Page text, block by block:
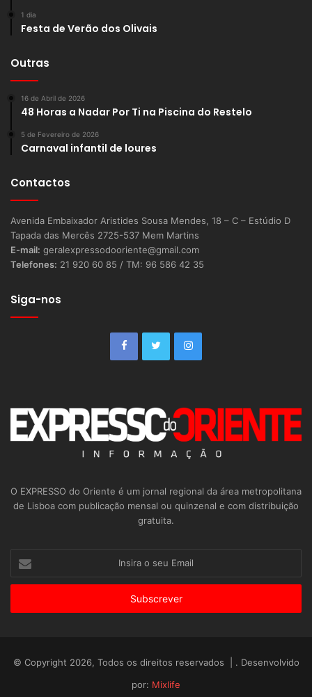
1 dia
Festa de Verão dos Olivais
Outras
16 de Abril de 2026
48 Horas a Nadar Por Ti na Piscina do Restelo
5 de Fevereiro de 2026
Carnaval infantil de loures
Contactos
Avenida Embaixador Aristides Sousa Mendes, 18 – C – Estúdio D
Tapada das Mercês 2725-537 Mem Martins
E-mail: geralexpressodooriente@gmail.com
Telefones: 21 920 60 85 / TM: 96 586 42 35
Siga-nos
O EXPRESSO do Oriente é um jornal regional da área metropolitana
de Lisboa com publicação mensal ou quinzenal e com distribuição
gratuita.
seu
© Copyright 2026, Todos os direitos reservados | . Desenvolvido
por: Mixlife